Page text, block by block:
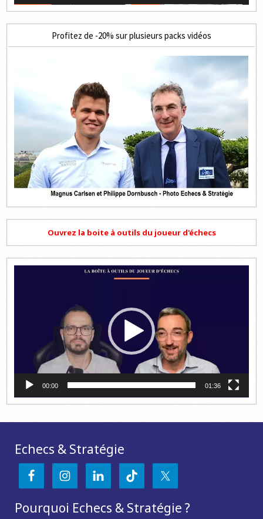
Profitez de -20% sur plusieurs packs vidéos
Ouvrez la boite à outils du joueur d'échecs
00:00 01:36
Echecs & Stratégie
Pourquoi Echecs & Stratégie ?